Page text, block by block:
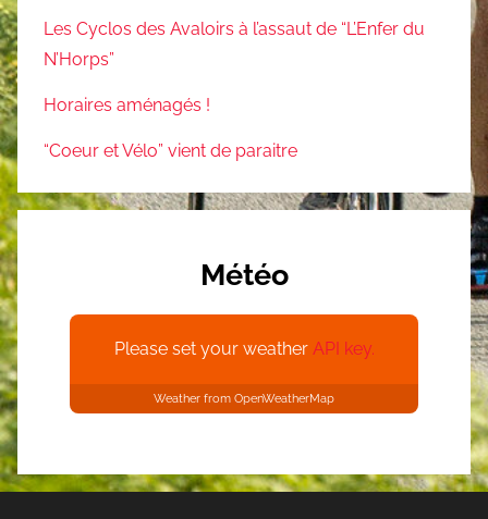
Les Cyclos des Avaloirs à l’assaut de “L’Enfer du
N’Horps”
Horaires aménagés !
“Coeur et Vélo” vient de paraitre
Météo
Please set your weather API key.
Weather from OpenWeatherMap